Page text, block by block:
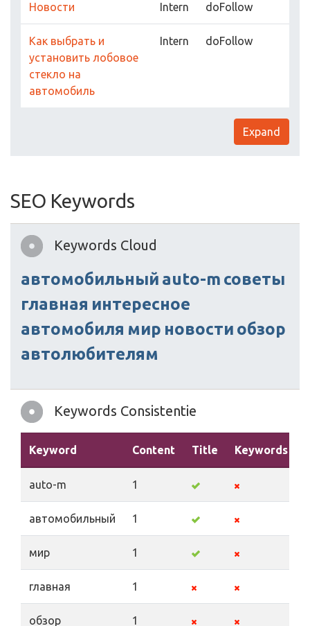
Новости Intern doFollow
Как выбрать и
установить лобовое
стекло на
автомобиль
Intern doFollow
Expand
SEO Keywords
Keywords Cloud
автомобильный auto-m советы
главная интересное
автомобиля мир новости обзор
автолюбителям
Keywords Consistentie
Keyword Content Title Keywords
auto-m 1
автомобильный 1
мир 1
главная 1
обзор 1